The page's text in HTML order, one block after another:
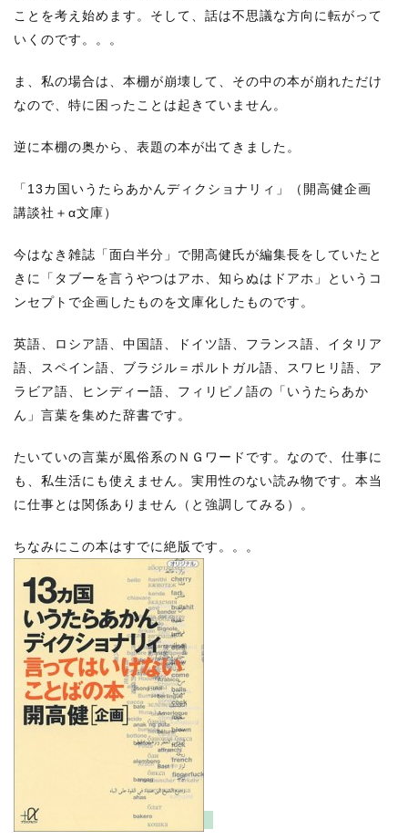
ことを考え始めます。そして、話は不思議な方向に転がって
いくのです。。。
ま、私の場合は、本棚が崩壊して、その中の本が崩れただけ
なので、特に困ったことは起きていません。
逆に本棚の奥から、表題の本が出てきました。
「13カ国いうたらあかんディクショナリィ」（開高健企画
講談社＋α文庫）
今はなき雑誌「面白半分」で開高健氏が編集長をしていたと
きに「タブーを言うやつはアホ、知らぬはドアホ」というコ
ンセプトで企画したものを文庫化したものです。
英語、ロシア語、中国語、ドイツ語、フランス語、イタリア
語、スペイン語、ブラジル＝ポルトガル語、スワヒリ語、ア
ラビア語、ヒンディー語、フィリピノ語の「いうたらあか
ん」言葉を集めた辞書です。
たいていの言葉が風俗系のＮＧワードです。なので、仕事に
も、私生活にも使えません。実用性のない読み物です。本当
に仕事とは関係ありません（と強調してみる）。
ちなみにこの本はすでに絶版です。。。